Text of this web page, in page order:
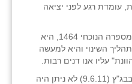
עומדת רגע לפני יציאה
החלטה 979 בגלגוליה השונים ובמספרה הנוכחי 1464, היא
השינוי והיא למעשה
עליו אנו דנים רבות.
במהלך השנים ממועד ההחלטה בבג"ץ (9.6.11) לא ניתן היה